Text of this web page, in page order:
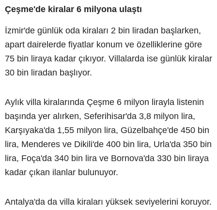
Çeşme'de kiralar 6 milyona ulaştı
İzmir'de günlük oda kiraları 2 bin liradan başlarken,
apart dairelerde fiyatlar konum ve özelliklerine göre
75 bin liraya kadar çıkıyor. Villalarda ise günlük kiralar
30 bin liradan başlıyor.
Aylık villa kiralarında Çeşme 6 milyon lirayla listenin
başında yer alırken, Seferihisar'da 3,8 milyon lira,
Karşıyaka'da 1,55 milyon lira, Güzelbahçe'de 450 bin
lira, Menderes ve Dikili'de 400 bin lira, Urla'da 350 bin
lira, Foça'da 340 bin lira ve Bornova'da 330 bin liraya
kadar çıkan ilanlar bulunuyor.
Antalya'da da villa kiraları yüksek seviyelerini koruyor.